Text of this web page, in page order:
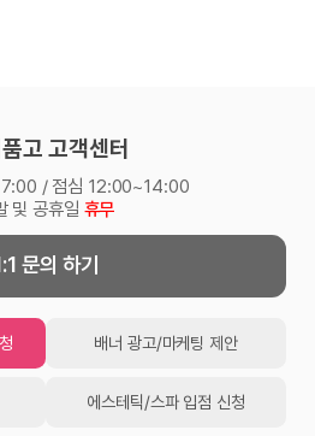
고 고객센터
/ 점심 12:00~14:00
및 공휴일 휴무
문의 하기
배너 광고/마케팅 제안
에스테틱/스파 입점 신청